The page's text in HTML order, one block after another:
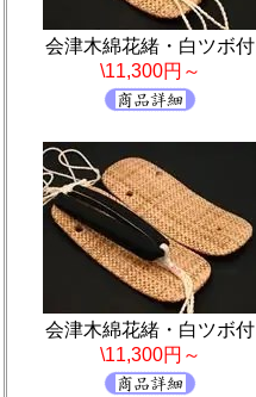
会津木綿花緒・白ツボ付
\11,300円～
会津木綿花緒・白ツボ付
\11,300円～